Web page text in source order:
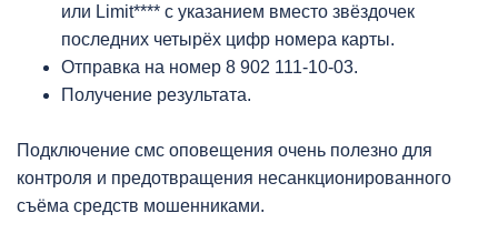
или Limit**** с указанием вместо звёздочек
последних четырёх цифр номера карты.
Отправка на номер 8 902 111-10-03.
Получение результата.
Подключение смс оповещения очень полезно для
контроля и предотвращения несанкционированного
съёма средств мошенниками.